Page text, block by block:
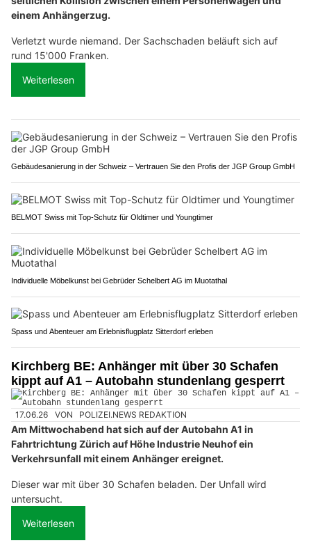
einem Anhängerzug.
Verletzt wurde niemand. Der Sachschaden beläuft sich auf
rund 15'000 Franken.
Weiterlesen
Gebäudesanierung in der Schweiz – Vertrauen Sie den Profis der JGP Group GmbH
BELMOT Swiss mit Top-Schutz für Oldtimer und Youngtimer
Individuelle Möbelkunst bei Gebrüder Schelbert AG im Muotathal
Spass und Abenteuer am Erlebnisflugplatz Sitterdorf erleben
Kirchberg BE: Anhänger mit über 30 Schafen
kippt auf A1 – Autobahn stundenlang gesperrt
17.06.26 VON POLIZEI.NEWS REDAKTION
Am Mittwochabend hat sich auf der Autobahn A1 in
Fahrtrichtung Zürich auf Höhe Industrie Neuhof ein
Verkehrsunfall mit einem Anhänger ereignet.
Dieser war mit über 30 Schafen beladen. Der Unfall wird
untersucht.
Weiterlesen